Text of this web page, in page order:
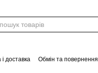
доставка Обмін та повернення